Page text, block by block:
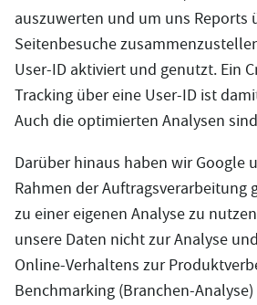
auszuwerten und um uns Reports
Seitenbesuche
User-ID aktiviert und genutzt. Ein
Tracking über eine User-ID ist
Auch die optimierten Analysen
Darüber hinaus haben wir Google
Rahmen der Auftragsverarbeitung
zu einer eigenen Analyse zu
unsere Daten nicht zur Analyse
Online-Verhaltens zur
Benchmarking (Branchen-